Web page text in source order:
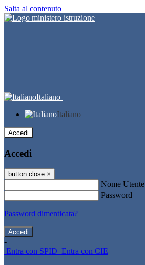
Salta al contenuto
Italiano
Italiano
Accedi
Accedi
button close ×
Nome Utente
Password
Password dimenticata?
-
Entra con SPID Entra con CIE